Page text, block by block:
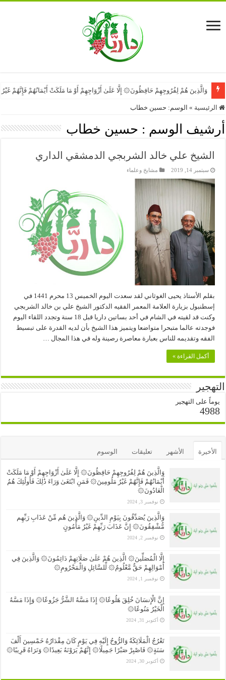
وَالَّذِينَ هُمْ لِفُرُوجِهِمْ حَافِظُونَ۞ إِلَّا عَلَىٰ أَزْوَاجِهِمْ أَوْ مَا مَلَكَتْ أَيْمَانُهُمْ فَإِنَّهُمْ
الرئيسية » الوسم: حسين خطاب
أرشيف الوسم : حسين خطاب
الشيخ علي خالد الشربجي الدمشقي الداري
سبتمبر 14, 2019 مشايخ وعلماء
بقلم الأستاذ يحيى الغوثاني لقد سعدت اليوم الخميس 13 محرم 1441 في
إسطنبول بزيارة العلامة المعمر الفقيه الدكتور الشيخ علي بن خالد الشربجي
وكنت قد لقيته في الشام في أحد بساتين داريا قبل 18 سنة وتجدد اللقاء اليوم
فوجدته عالما متبحرا متواضعا ويتميز هذا الشيخ بأن لديه القدرة على تبسيط
الفقه وتقديمه للناس بعبارة معاصرة رصينة وله في هذا المجال …
أكمل القراءة »
التهجير
يوماً على التهجير
4988
الأخيرة الأشهر تعليقات الوسوم
وَالَّذِينَ هُمْ لِفُرُوجِهِمْ حَافِظُونَ۞ إِلَّا عَلَىٰ أَزْوَاجِهِمْ أَوْ مَا مَلَكَتْ
أَيْمَانُهُمْ فَإِنَّهُمْ غَيْرُ مَلُومِينَ۞ فَمَنِ ابْتَغَىٰ وَرَاءَ ذَٰلِكَ فَأُولَٰئِكَ هُمُ
الْعَادُونَ۞
نوفمبر 3, 2024
وَالَّذِينَ يُصَدِّقُونَ بِيَوْمِ الدِّينِ۞ وَالَّذِينَ هُم مِّنْ عَذَابِ رَبِّهِم
مُّشْفِقُونَ۞ إِنَّ عَذَابَ رَبِّهِمْ غَيْرُ مَأْمُونٍ
نوفمبر 2, 2024
إِلَّا الْمُصَلِّينَ۞ الَّذِينَ هُمْ عَلَىٰ صَلَاتِهِمْ دَائِمُونَ۞ وَالَّذِينَ فِي
أَمْوَالِهِمْ حَقٌّ مَّعْلُومٌ۞ لِّلسَّائِلِ وَالْمَحْرُومِ۞
نوفمبر 1, 2024
إِنَّ الْإِنسَانَ خُلِقَ هَلُوعًا۞ إِذَا مَسَّهُ الشَّرُّ جَزُوعًا۞ وَإِذَا مَسَّهُ
الْخَيْرُ مَنُوعًا۞
أكتوبر 31, 2024
تَعْرُجُ الْمَلَائِكَةُ وَالرُّوحُ إِلَيْهِ فِي يَوْمٍ كَانَ مِقْدَارُهُ خَمْسِينَ أَلْفَ
سَنَةٍ۞ فَاصْبِرْ صَبْرًا جَمِيلًا۞ إِنَّهُمْ يَرَوْنَهُ بَعِيدًا۞ وَنَرَاهُ قَرِيبًا۞
أكتوبر 30, 2024